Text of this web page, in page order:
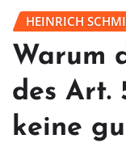
HEINRICH
Warum
des Art.
keine